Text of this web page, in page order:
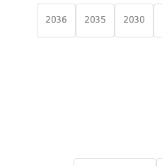
2030
2035
2036